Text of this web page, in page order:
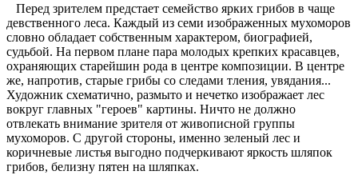
Перед зрителем предстает семейство ярких грибов в чаще
девственного леса. Каждый из семи изображенных мухоморов
словно обладает собственным характером, биографией,
судьбой. На первом плане пара молодых крепких красавцев,
охраняющих старейшин рода в центре композиции. В центре
же, напротив, старые грибы со следами тления, увядания...
Художник схематично, размыто и нечетко изображает лес
вокруг главных "героев" картины. Ничто не должно
отвлекать внимание зрителя от живописной группы
мухоморов. С другой стороны, именно зеленый лес и
коричневые листья выгодно подчеркивают яркость шляпок
грибов, белизну пятен на шляпках.